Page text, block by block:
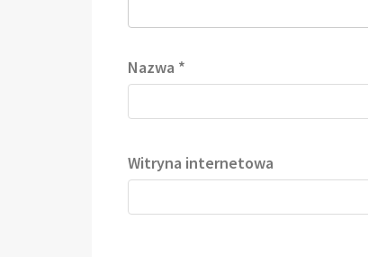
Nazwa *
Witryna internetowa